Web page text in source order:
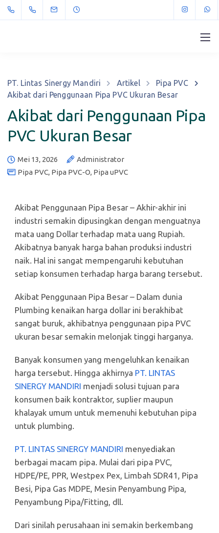
PT. Lintas Sinergy Mandiri Artikel
Pipa PVC
Akibat dari Penggunaan Pipa PVC Ukuran Besar
Akibat dari Penggunaan Pipa
PVC Ukuran Besar
Mei 13, 2026
Administrator
Pipa PVC, Pipa PVC-O, Pipa uPVC
Akibat Penggunaan Pipa Besar – Akhir-akhir ini
industri semakin dipusingkan dengan menguatnya
mata uang Dollar terhadap mata uang Rupiah.
Akibatnya banyak harga bahan produksi industri
naik. Hal ini sangat mempengaruhi kebutuhan
setiap konsumen terhadap harga barang tersebut.
Akibat Penggunaan Pipa Besar – Dalam dunia
Plumbing kenaikan harga dollar ini berakhibat
sangat buruk, akhibatnya penggunaan pipa PVC
ukuran besar semakin melonjak tinggi harganya.
Banyak konsumen yang mengeluhkan kenaikan
harga tersebut. Hingga akhirnya PT. LINTAS
SINERGY MANDIRI menjadi solusi tujuan para
konsumen baik kontraktor, suplier maupun
khalayak umum untuk memenuhi kebutuhan pipa
untuk plumbing.
PT. LINTAS SINERGY MANDIRI menyediakan
berbagai macam pipa. Mulai dari pipa PVC,
HDPE/PE, PPR, Westpex Pex, Limbah SDR41, Pipa
Besi, Pipa Gas MDPE, Mesin Penyambung Pipa,
Penyambung Pipa/Fitting, dll.
Dari sinilah perusahaan ini semakin berkembang